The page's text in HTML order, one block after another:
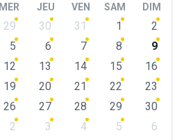
MER JEU VEN SAM DIM
29 30 31 1
2
5 6 7 8
9
12 13 14 15
16
19 20 21 22
23
26 27 28 29
30
2 3 4 5
6